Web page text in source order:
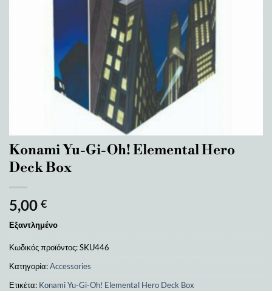
Konami Yu-Gi-Oh! Elemental Hero
Deck Box
5,00 €
Εξαντλημένο
Κωδικός προϊόντος:SKU446
Κατηγορία:Accessories
Ετικέτα: Konami Yu-Gi-Oh! Elemental Hero Deck Box